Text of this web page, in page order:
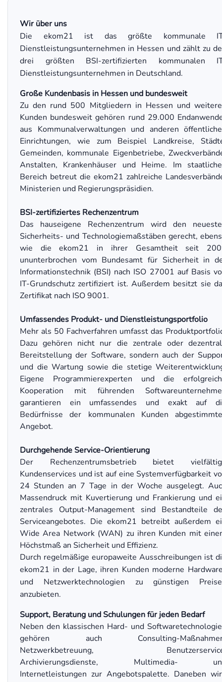
Wir über uns
Die ekom21 ist das größte kommunale
Dienstleistungsunternehmen in Hessen und zählt zu
drei größten BSI-zertifizierten kommunalen
Dienstleistungsunternehmen in Deutschland.
Große Kundenbasis in Hessen und bundesweit
Zu den rund 500 Mitgliedern in Hessen und
Kunden bundesweit gehören rund 29.000
aus Kommunalverwaltungen und anderen
Einrichtungen, wie zum Beispiel Landkreise,
Gemeinden, kommunale Eigenbetriebe,
Anstalten, Krankenhäuser und Heime. Im
Bereich betreut die ekom21 zahlreiche
Ministerien und Regierungspräsidien.
BSI-zertifiziertes Rechenzentrum
Das hauseigene Rechenzentrum wird den
Sicherheits- und Technologiemaßstäben gerecht,
wie die ekom21 in ihrer Gesamtheit seit
ununterbrochen vom Bundesamt für Sicherheit in
Informationstechnik (BSI) nach ISO 27001 auf Basis
IT-Grundschutz zertifiziert ist. Außerdem besitzt sie
Zertifikat nach ISO 9001.
Umfassendes Produkt- und Dienstleistungsportfolio
Mehr als 50 Fachverfahren umfasst das
Dazu gehören nicht nur die zentrale oder
Bereitstellung der Software, sondern auch der
und die Wartung sowie die stetige
Eigene Programmierexperten und die
Kooperation mit führenden
garantieren ein umfassendes und exakt auf
Bedürfnisse der kommunalen Kunden
Angebot.
Durchgehende Service-Orientierung
Der Rechenzentrumsbetrieb bietet
Kundenservices und ist auf eine Systemverfügbarkeit
24 Stunden an 7 Tage in der Woche ausgelegt.
Massendruck mit Kuvertierung und Frankierung und
zentrales Output-Management sind Bestandteile
Serviceangebotes. Die ekom21 betreibt außerdem
Wide Area Network (WAN) zu ihren Kunden mit
Höchstmaß an Sicherheit und Effizienz.
Durch regelmäßige europaweite Ausschreibungen ist
ekom21 in der Lage, ihren Kunden moderne
und Netzwerktechnologien zu günstigen
anzubieten.
Support, Beratung und Schulungen für jeden Bedarf
Neben den klassischen Hard- und
gehören auch Consulting-
Netzwerkbetreuung,
Archivierungsdienste, Multimedia-
Internetleistungen zur Angebotspalette. Daneben